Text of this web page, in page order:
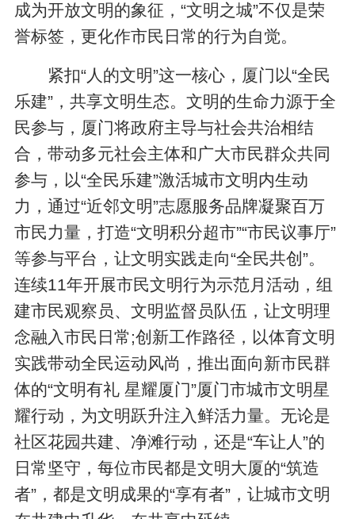
成为开放文明的象征，“文明之城”不仅是荣
誉标签，更化作市民日常的行为自觉。
紧扣“人的文明”这一核心，厦门以“全民
乐建”，共享文明生态。文明的生命力源于全
民参与，厦门将政府主导与社会共治相结
合，带动多元社会主体和广大市民群众共同
参与，以“全民乐建”激活城市文明内生动
力，通过“近邻文明”志愿服务品牌凝聚百万
市民力量，打造“文明积分超市”“市民议事厅”
等参与平台，让文明实践走向“全民共创”。
连续11年开展市民文明行为示范月活动，组
建市民观察员、文明监督员队伍，让文明理
念融入市民日常;创新工作路径，以体育文明
实践带动全民运动风尚，推出面向新市民群
体的“文明有礼 星耀厦门”厦门市城市文明星
耀行动，为文明跃升注入鲜活力量。无论是
社区花园共建、净滩行动，还是“车让人”的
日常坚守，每位市民都是文明大厦的“筑造
者”，都是文明成果的“享有者”，让城市文明